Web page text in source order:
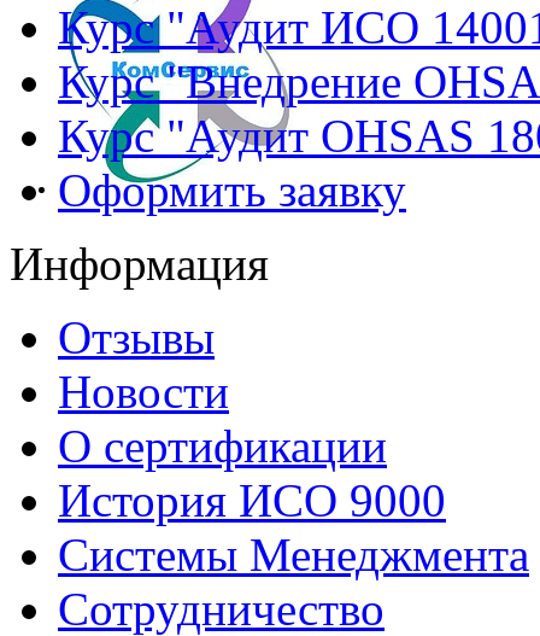
Курс "Аудит ИСО
Курс "Внедрение
Курс "Аудит OHSAS
Оформить заявку
Информация
Отзывы
Новости
О сертификации
История ИСО 9000
Системы Менеджмента
Сотрудничество